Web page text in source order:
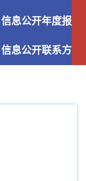
信息公开年度报告
信息公开联系方式